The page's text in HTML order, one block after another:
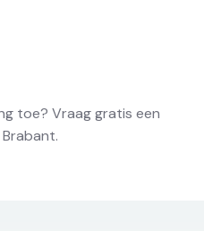
toe? Vraag gratis een